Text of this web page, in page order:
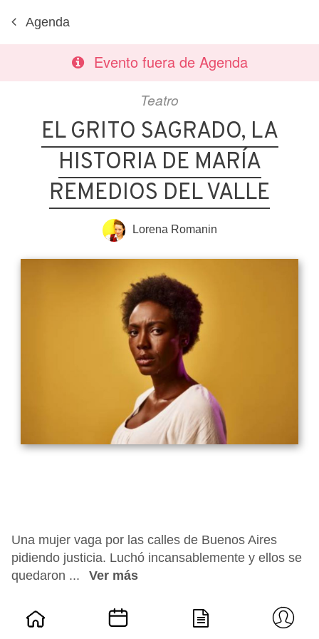
Agenda
Evento fuera de Agenda
Teatro
EL GRITO SAGRADO, LA
HISTORIA DE MARÍA
REMEDIOS DEL VALLE
Lorena Romanin
Una mujer vaga por las calles de Buenos Aires
pidiendo justicia. Luchó incansablemente y ellos se
quedaron ...
Ver más